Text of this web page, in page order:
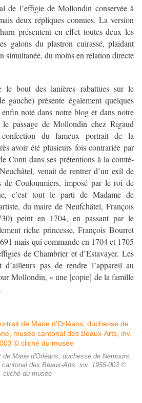
de l’effigie de Mollondin conservée à
deux répliques connues. La version
présentent en effet toutes deux les
galons du plastron cuirassé, plaidant
simultanée, du moins en relation directe
le bout des lanières rabattues sur le
gauche) présente également quelques
noté dans notre blog et dans notre
passage de Mollondin chez Rigaud
du fameux portrait de la
avoir été plusieurs fois contrariée par
Conti dans ses prétentions à la comté-
venait de rentrer d’un exil de
de Coulommiers, imposé par le roi de
c’est tout le parti de Madame de
du maire de Neufchâtel, François
peint en 1704, en passant par le
riche princesse, François Bourret
mais qui commande en 1704 et 1705
de Chambrier et d’Estavayer. Les
d’ailleurs pas de rendre l’appareil au
Mollondin, « une [copie] de la famille
Marie d'Orléans, duchesse de Nemours,
des Beaux-Arts, inv. 1955-003 ©
cliché du musée